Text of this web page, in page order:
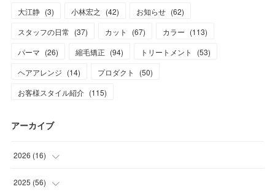
大江静 (3) 小林宏之 (42) お知らせ (62)
スタッフの日常 (37) カット (67) カラー (113)
パーマ (26) 縮毛矯正 (94) トリートメント (53)
ヘアアレンジ (14) プロダクト (50)
お客様スタイル紹介 (115)
アーカイブ
2026 (16)
(1
2025 (56)